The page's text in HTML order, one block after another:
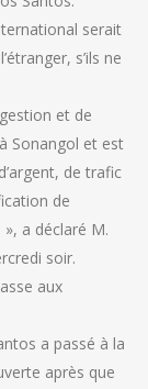
serait
s’ils ne
et de
Sonangol et est
de trafic
de
a déclaré M.
soir.
aux
a passé à la
après que